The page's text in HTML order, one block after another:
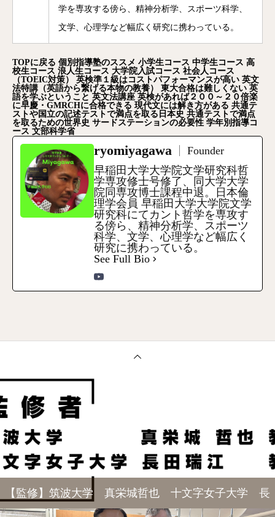
学を専攻する傍ら、精神分析学、スポーツ科学、
文学、心理学など幅広く研究に携わっている。
TOPに戻る 個別指導塾のススメ 小学生コース 中学生コース 高
校生コース 浪人生コース 大学院入試コース 社会人コース
（TOEIC対策） 英検準１級はコストパフォーマンスが高い 英文
法特講（英語から繋げる本物の教養）
東大合格は難しくない 英
語を学ぶということ 英文法講座 英検があれば２００～２０倍楽
に早慶・GMRCHに合格できる 現代文には解き方がある 共通テ
ストや国立の記述テストで満点を取る日本史 共通テストで満点
を取るための世界史 サードステーションの必要性 学年別指導コ
ース 文部科学省
ryomiyagawa
Founder
早稲田大学大学院文学研究科哲
学専攻修士号修了、同大学大学
院同専攻博士課程中退。日本倫
理学会員 早稲田大学大学院文学
研究科にてカント哲学を専攻す
る傍ら、精神分析学、スポーツ
科学、文学、心理学など幅広く
研究に携わっている。
See Full Bio
【監修】筑波大学 真栄城哲也 十文字女子大学 長